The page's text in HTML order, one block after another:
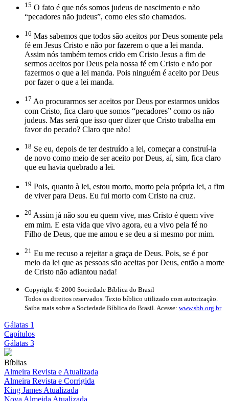
15 O fato é que nós somos judeus de nascimento e não
“pecadores não judeus”, como eles são chamados.
16 Mas sabemos que todos são aceitos por Deus somente pela
fé em Jesus Cristo e não por fazerem o que a lei manda.
Assim nós também temos crido em Cristo Jesus a fim de
sermos aceitos por Deus pela nossa fé em Cristo e não por
fazermos o que a lei manda. Pois ninguém é aceito por Deus
por fazer o que a lei manda.
17 Ao procurarmos ser aceitos por Deus por estarmos unidos
com Cristo, fica claro que somos “pecadores” como os não
judeus. Mas será que isso quer dizer que Cristo trabalha em
favor do pecado? Claro que não!
18 Se eu, depois de ter destruído a lei, começar a construí-la
de novo como meio de ser aceito por Deus, aí, sim, fica claro
que eu havia quebrado a lei.
19 Pois, quanto à lei, estou morto, morto pela própria lei, a fim
de viver para Deus. Eu fui morto com Cristo na cruz.
20 Assim já não sou eu quem vive, mas Cristo é quem vive
em mim. E esta vida que vivo agora, eu a vivo pela fé no
Filho de Deus, que me amou e se deu a si mesmo por mim.
21 Eu me recuso a rejeitar a graça de Deus. Pois, se é por
meio da lei que as pessoas são aceitas por Deus, então a morte
de Cristo não adiantou nada!
Copyright © 2000 Sociedade Bíblica do Brasil
Todos os direitos reservados. Texto bíblico utilizado com autorização.
Saiba mais sobre a Sociedade Bíblica do Brasil. Acesse: www.sbb.org.br
Gálatas 1
Capítulos
Gálatas 3
Bíblias
Almeira Revista e Atualizada
Almeira Revista e Corrigida
King James Atualizada
Nova Almeida Atualizada